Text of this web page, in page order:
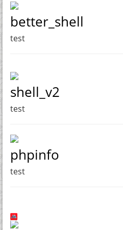
better_shell
test
shell_v2
test
phpinfo
test